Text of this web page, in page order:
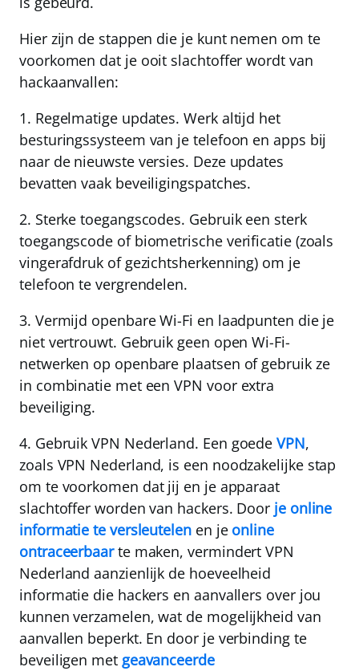
Hier zijn de stappen die je kunt nemen om te
voorkomen dat je ooit slachtoffer wordt van
hackaanvallen:
1. Regelmatige updates. Werk altijd het
besturingssysteem van je telefoon en apps bij
naar de nieuwste versies. Deze updates
bevatten vaak beveiligingspatches.
2. Sterke toegangscodes. Gebruik een sterk
toegangscode of biometrische verificatie (zoals
vingerafdruk of gezichtsherkenning) om je
telefoon te vergrendelen.
3. Vermijd openbare Wi-Fi en laadpunten die je
niet vertrouwt. Gebruik geen open Wi-Fi-
netwerken op openbare plaatsen of gebruik ze
in combinatie met een VPN voor extra
beveiliging.
4. Gebruik VPN Nederland. Een goedeVPN,
zoals VPN Nederland, is een noodzakelijke stap
om te voorkomen dat jij en je apparaat
slachtoffer worden van hackers. Door je online
informatie te versleutelenen je online
ontraceerbaarte maken, vermindert VPN
Nederland aanzienlijk de hoeveelheid
informatie die hackers en aanvallers over jou
kunnen verzamelen, wat de mogelijkheid van
aanvallen beperkt. En door je verbinding te
beveiligen met geavanceerde